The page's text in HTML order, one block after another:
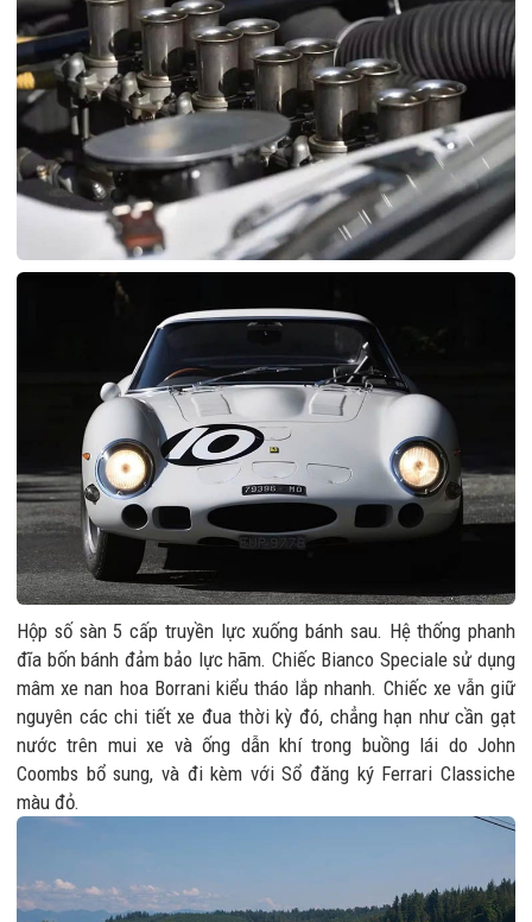
Hộp số sàn 5 cấp truyền lực xuống bánh sau. Hệ thống phanh
đĩa bốn bánh đảm bảo lực hãm. Chiếc Bianco Speciale sử dụng
mâm xe nan hoa Borrani kiểu tháo lắp nhanh. Chiếc xe vẫn giữ
nguyên các chi tiết xe đua thời kỳ đó, chẳng hạn như cần gạt
nước trên mui xe và ống dẫn khí trong buồng lái do John
Coombs bổ sung, và đi kèm với Sổ đăng ký Ferrari Classiche
màu đỏ.